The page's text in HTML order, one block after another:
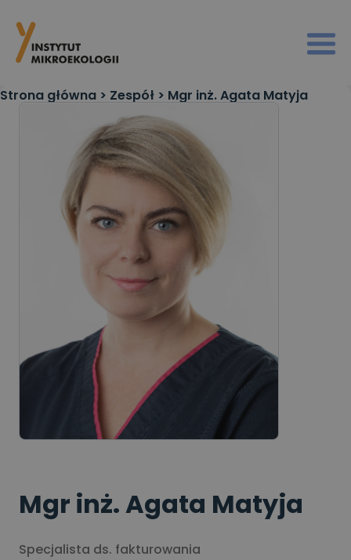
Strona główna > Zespół > Mgr inż. Agata Matyja
Mgr inż. Agata Matyja
Specjalista ds. fakturowania